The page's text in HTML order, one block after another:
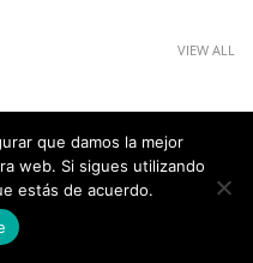
VIEW ALL
PELIGROSO EN
SECUESTRANDO
EN VIVO
que damos la mejor
web. Si sigues utilizando
estás de acuerdo.